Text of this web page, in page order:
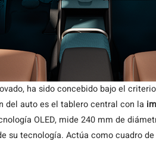
ha sido concebido bajo el
del auto es el tablero central con la
OLED, mide 240 mm de
su tecnología. Actúa como cuadro